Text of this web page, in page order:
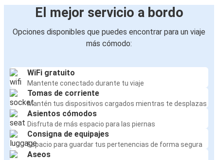
El mejor servicio a bordo
Opciones disponibles que puedes encontrar para un viaje
más cómodo:
WiFi gratuito
Mantente conectado durante tu viaje
Tomas de corriente
Mantén tus dispositivos cargados mientras te desplazas
Asientos cómodos
Disfruta de más espacio para las piernas
Consigna de equipajes
Espacio para guardar tus pertenencias de forma segura
Aseos